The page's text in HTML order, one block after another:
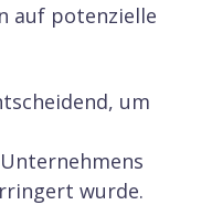
auf potenzielle
um
wurde.